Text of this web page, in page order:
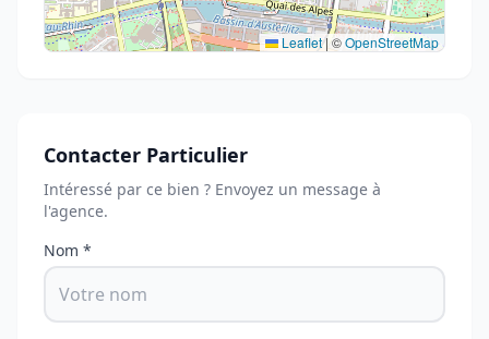
Leaflet| ©OpenStreetMap
Contacter Particulier
Intéressé par ce bien ? Envoyez un message à
l'agence.
Nom *